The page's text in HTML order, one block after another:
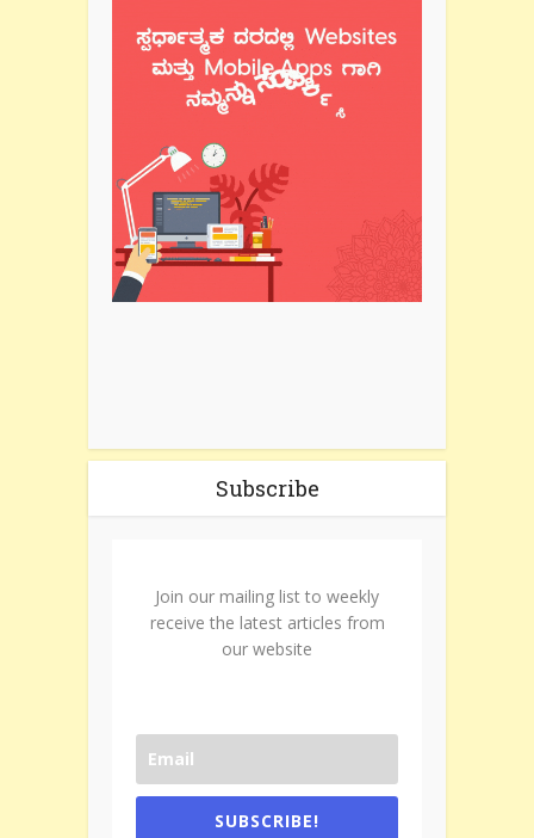
Subscribe
Join our mailing list to weekly
receive the latest articles from
our website
SUBSCRIBE!